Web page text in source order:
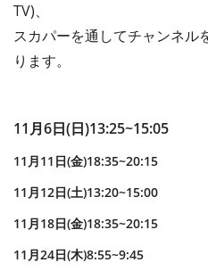
TV)、
スカパーを通してチャンネル
ります。
11月6日(日)13:25~15:05
11月11日(金)18:35~20:15
11月12日(土)13:20~15:00
11月18日(金)18:35~20:15
11月24日(木)8:55~9:45